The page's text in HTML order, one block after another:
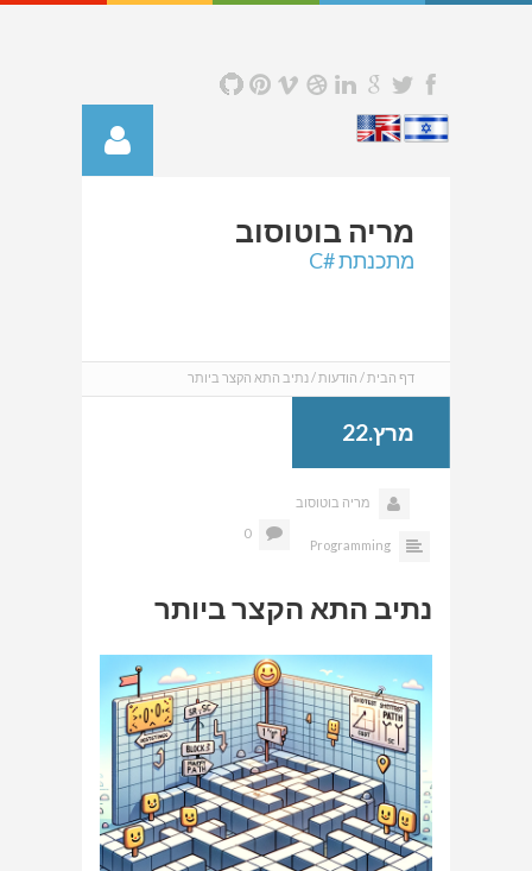
מריה בוטוסוב
מתכנתת #C
דף הבית הודעות נתיב התא הקצר ביותר
מרץ.22
מריה בוטוסוב
Programming
0
נתיב התא הקצר ביותר